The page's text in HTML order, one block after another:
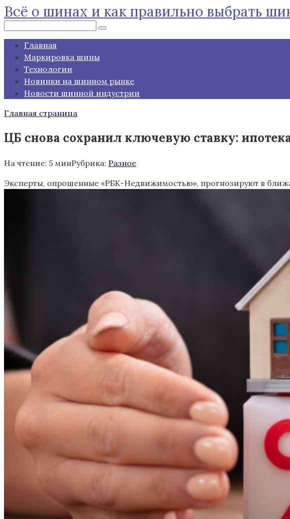
Перейти
к
контенту
Всё о шинах и как правильно выбрать
Главная
Маркировка шины
Технологии
Новинки на шинном рынке
Новости шинной индустрии
Главная страница
ЦБ снова сохранил ключевую ставку:
На чтение: 5 минРубрика: Разное
Эксперты, опрошенные «РБК-Недвижимостью», прогнозируют в